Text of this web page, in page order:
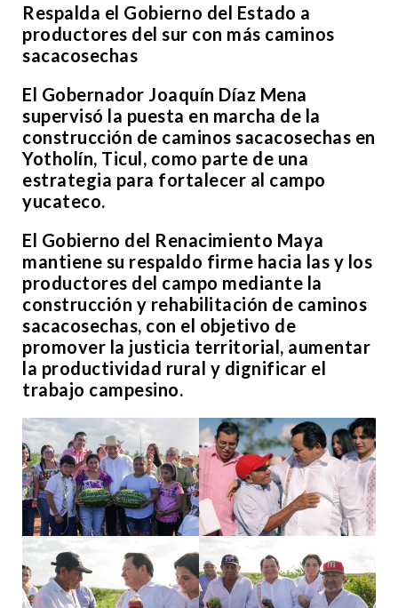
Respalda el Gobierno del Estado a
productores del sur con más caminos
sacacosechas
El Gobernador Joaquín Díaz Mena
supervisó la puesta en marcha de la
construcción de caminos sacacosechas en
Yotholín, Ticul, como parte de una
estrategia para fortalecer al campo
yucateco.
El Gobierno del Renacimiento Maya
mantiene su respaldo firme hacia las y los
productores del campo mediante la
construcción y rehabilitación de caminos
sacacosechas, con el objetivo de
promover la justicia territorial, aumentar
la productividad rural y dignificar el
trabajo campesino.